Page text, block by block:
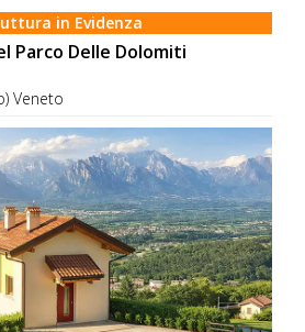
in Evidenza
Parco Delle Dolomiti
Veneto